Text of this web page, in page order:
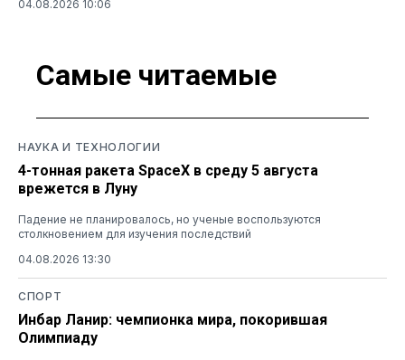
04.08.2026 10:06
Самые читаемые
НАУКА И ТЕХНОЛОГИИ
4-тонная ракета SpaceX в среду 5 августа
врежется в Луну
Падение не планировалось, но ученые воспользуются
столкновением для изучения последствий
04.08.2026 13:30
СПОРТ
Инбар Ланир: чемпионка мира, покорившая
Олимпиаду